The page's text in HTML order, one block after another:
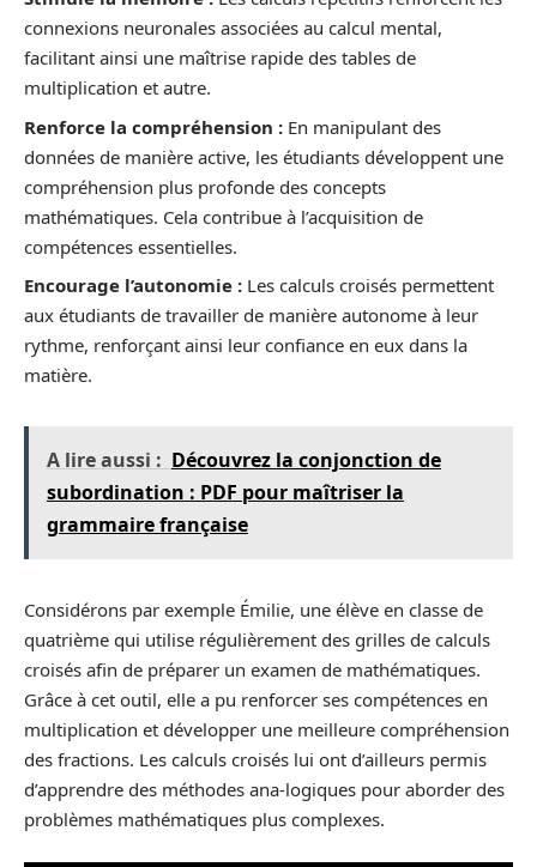
connexions neuronales associées au calcul mental,
facilitant ainsi une maîtrise rapide des tables de
multiplication et autre.
Renforce la compréhension : En manipulant des
données de manière active, les étudiants développent une
compréhension plus profonde des concepts
mathématiques. Cela contribue à l’acquisition de
compétences essentielles.
Encourage l’autonomie : Les calculs croisés permettent
aux étudiants de travailler de manière autonome à leur
rythme, renforçant ainsi leur confiance en eux dans la
matière.
A lire aussi : Découvrez la conjonction de
subordination : PDF pour maîtriser la
grammaire française
Considérons par exemple Émilie, une élève en classe de
quatrième qui utilise régulièrement des grilles de calculs
croisés afin de préparer un examen de mathématiques.
Grâce à cet outil, elle a pu renforcer ses compétences en
multiplication et développer une meilleure compréhension
des fractions. Les calculs croisés lui ont d’ailleurs permis
d’apprendre des méthodes ana-logiques pour aborder des
problèmes mathématiques plus complexes.